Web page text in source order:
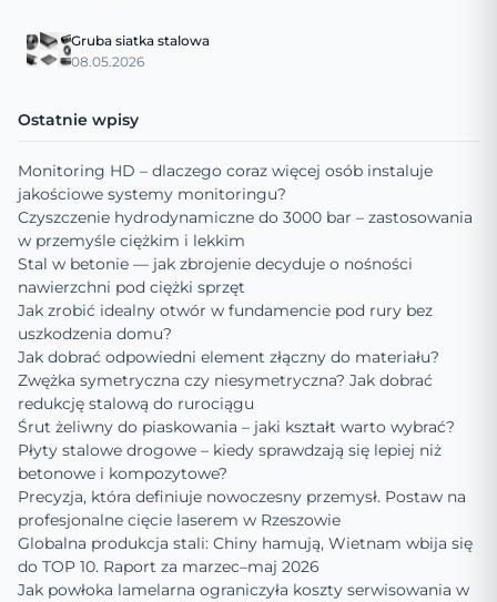
Gruba siatka stalowa
08.05.2026
Ostatnie wpisy
Monitoring HD – dlaczego coraz więcej osób instaluje
jakościowe systemy monitoringu?
Czyszczenie hydrodynamiczne do 3000 bar – zastosowania
w przemyśle ciężkim i lekkim
Stal w betonie — jak zbrojenie decyduje o nośności
nawierzchni pod ciężki sprzęt
Jak zrobić idealny otwór w fundamencie pod rury bez
uszkodzenia domu?
Jak dobrać odpowiedni element złączny do materiału?
Zwężka symetryczna czy niesymetryczna? Jak dobrać
redukcję stalową do rurociągu
Śrut żeliwny do piaskowania – jaki kształt warto wybrać?
Płyty stalowe drogowe – kiedy sprawdzają się lepiej niż
betonowe i kompozytowe?
Precyzja, która definiuje nowoczesny przemysł. Postaw na
profesjonalne cięcie laserem w Rzeszowie
Globalna produkcja stali: Chiny hamują, Wietnam wbija się
do TOP 10. Raport za marzec–maj 2026
Jak powłoka lamelarna ograniczyła koszty serwisowania w